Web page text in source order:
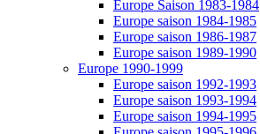
Europe Saison 1983-1984
Europe saison 1984-1985
Europe saison 1986-1987
Europe saison 1989-1990
Europe 1990-1999
Europe saison 1992-1993
Europe saison 1993-1994
Europe saison 1994-1995